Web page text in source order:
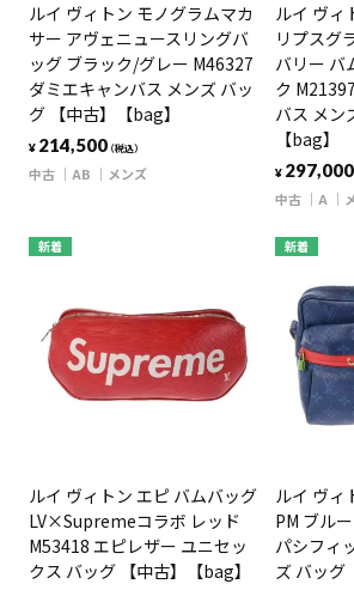
ルイ ヴィトン モノグラムマカ
サー アヴェニュースリングバ
ッグ ブラック/グレー M46327
ダミエキャンバス メンズ バッ
グ 【中古】【bag】
¥ 214,500（税込）
中古 AB メンズ
ルイ ヴィ
リプスグ
バリー バ
ク
バス メン
【bag】
¥ 297,000
中古 A
新着
ルイ ヴィトン エピ バムバッグ
LV×Supremeコラボ レッド
M53418 エピレザー ユニセッ
クス バッグ 【中古】【bag】
新着
ルイ ヴィ
PM ブル
パシフィ
ズ バッグ